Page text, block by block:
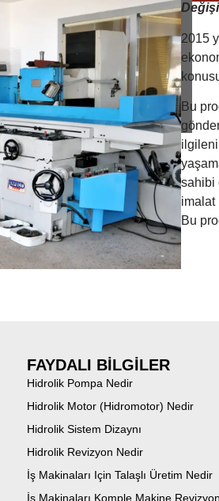
2015
Bu
sahibi
imalat
Bu
FAYDALI BİLGİLER
Hidrolik Pompa Nedir
Hidrolik Motor (Hidromotor) Nedir
Hidrolik Sistem Dizaynı
Hidrolik Revizyon Nedir
İş Makinaları Için Talaşlı Üretim Nedir
İş Makinaları Komple Makine